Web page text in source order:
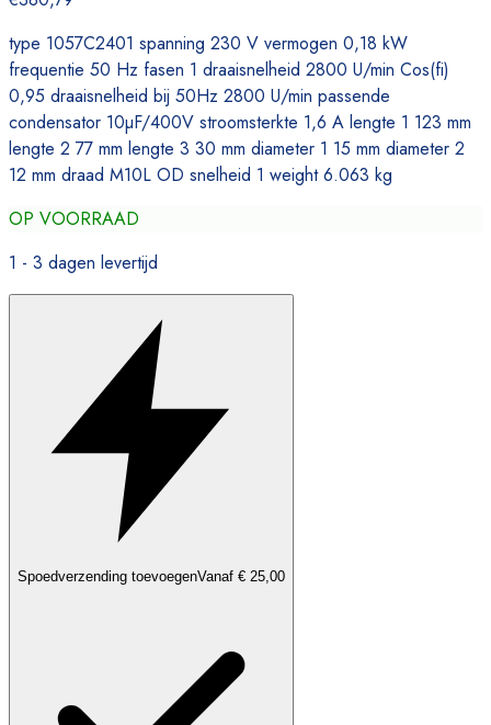
type 1057C2401 spanning 230 V vermogen 0,18 kW
frequentie 50 Hz fasen 1 draaisnelheid 2800 U/min Cos(fi)
0,95 draaisnelheid bij 50Hz 2800 U/min passende
condensator 10µF/400V stroomsterkte 1,6 A lengte 1 123 mm
lengte 2 77 mm lengte 3 30 mm diameter 1 15 mm diameter 2
12 mm draad M10L OD snelheid 1 weight 6.063 kg
OP VOORRAAD
1 - 3 dagen levertijd
Spoedverzending toevoegenVanaf € 25,00